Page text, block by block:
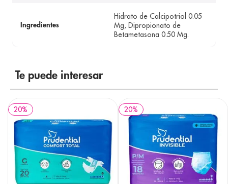
Ingredientes
Hidrato de Calcipotriol 0.05
Mg, Dipropionato de
Betametasona 0.50 Mg.
Te puede interesar
20% 20%